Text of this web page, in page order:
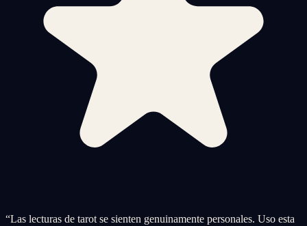
“Las lecturas de tarot se sienten genuinamente personales. Uso esta